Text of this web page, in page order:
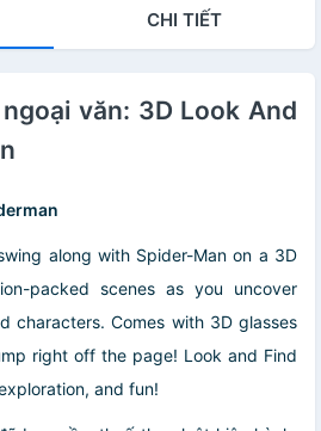
CHI TIẾT
văn: 3D Look And
along with Spider-Man on a 3D
packed scenes as you uncover
characters. Comes with 3D glasses
right off the page! Look and Find
and fun!